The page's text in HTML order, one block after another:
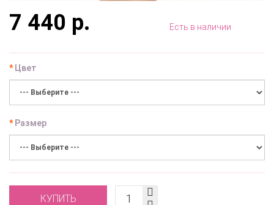
7 440 р. Есть в наличии
Цвет
Размер
КУПИТЬ